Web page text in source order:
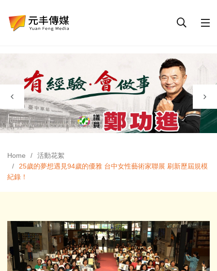
Home
活動花絮
25歲的夢想遇見94歲的優雅 台中女性藝術家聯展 刷新歷屆規模
紀錄！